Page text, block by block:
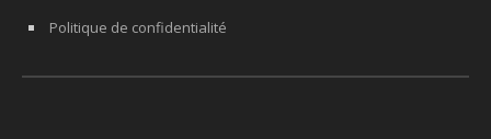
Politique de confidentialité